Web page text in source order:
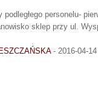
personelu-
sklep przy ul.
- 2016-04-